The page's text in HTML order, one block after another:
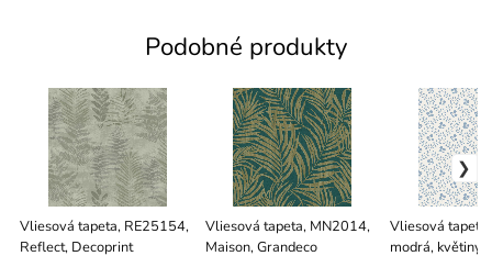
Podobné produkty
Vliesová tapeta, RE25154,
Reflect, Decoprint
Vliesová tapeta, MN2014,
Maison, Grandeco
Vliesová
modrá, květiny,